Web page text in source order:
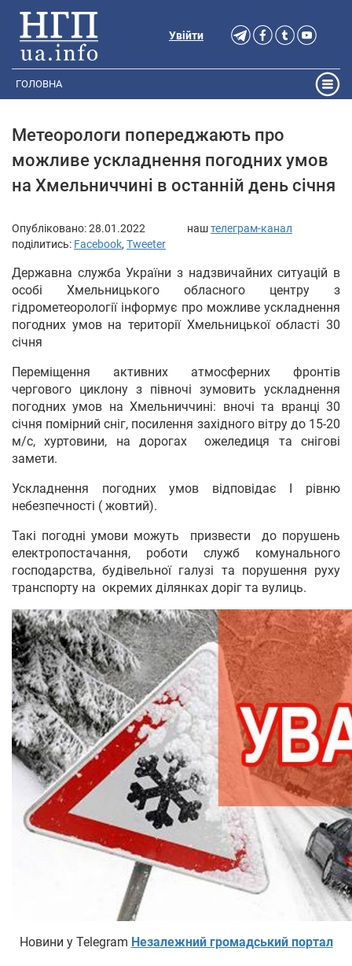
Увійти
ГОЛОВНА
Метеорологи попереджають про
можливе ускладнення погодних умов
на Хмельниччині в останній день січня
Опубліковано:28.01.2022 наштелеграм-канал
поділитись: Facebook, Tweeter
Державна служба України з надзвичайних ситуацій в
особі Хмельницького обласного центру з
гідрометеорології інформує про можливе ускладнення
погодних умов на території Хмельницької області 30
січня
Переміщення активних атмосферних фронтів
чергового циклону з півночі зумовить ускладнення
погодних умов на Хмельниччині: вночі та вранці 30
січня помірний сніг, посилення західного вітру до 15-20
м/с, хуртовини, на дорогах ожеледиця та снігові
замети.
Ускладнення погодних умов відповідає І рівню
небезпечності ( жовтий).
Такі погодні умови можуть призвести до порушень
електропостачання, роботи служб комунального
господарства, будівельної галузі та порушення руху
транспорту на окремих ділянках доріг та вулиць.
Новини у Telegram Незалежний громадський портал